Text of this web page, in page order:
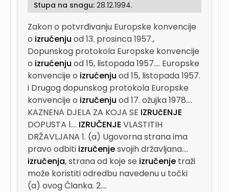
Stupa na snagu: 28.12.1994.
Zakon o potvrđivanju Europske konvencije
o izrućenju od 13. prosinca 1957.,
Dopunskog protokola Europske konvencije
o izrućenju od 15, listopada 1957.... Europske
konvencije o izrućenju od 15, listopada 1957.
i Drugog dopunskog protokola Europske
konvencije o izručenju od 17. ožujka 1978....
KAZNENA DJELA ZA KOJA SE IZRUčENJE
DOPUSTA l.... IZRUČENJE VLASTITIH
DRŽAVLJANA 1. (a) Ugovorna strana ima
pravo odbiti izručenjesvojih državljana....
izručenja, strana od koje se izručenje traži
može koristiti odredbu navedenu u točki
(a) ovog Članka. 2....